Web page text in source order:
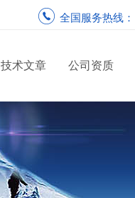
全国服务热线：
技术文章 公司资质